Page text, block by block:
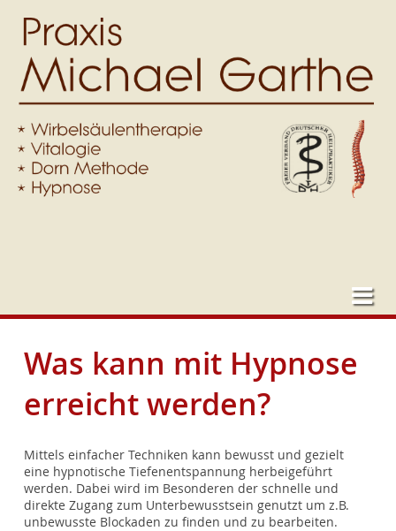
Was kann mit Hypnose
erreicht werden?
Mittels einfacher Techniken kann bewusst und gezielt
eine hypnotische Tiefenentspannung herbeigeführt
werden. Dabei wird im Besonderen der schnelle und
direkte Zugang zum Unterbewusstsein genutzt um z.B.
unbewusste Blockaden zu finden und zu bearbeiten.